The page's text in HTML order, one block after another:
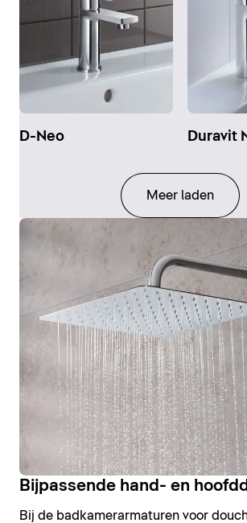
D-Neo Duravit
Meer laden
Bijpassende hand- en
Bij de badkamerarmaturen voor